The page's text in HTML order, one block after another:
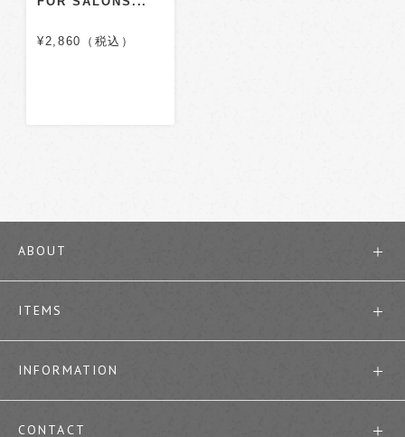
¥2,860（税込）
ABOUT
ITEMS
INFORMATION
CONTACT